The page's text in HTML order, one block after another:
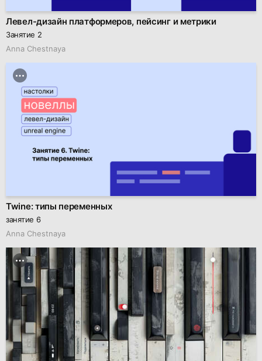
Левел-дизайн платформеров, пейсинг и метрики
Занятие 2
Anna Chestnaya
Twine: типы переменных
занятие 6
Anna Chestnaya